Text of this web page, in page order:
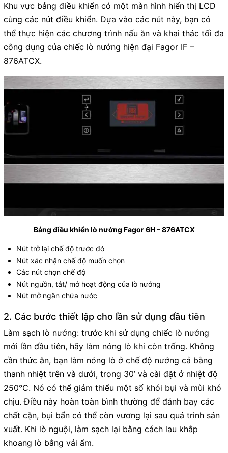
Khu vực bảng điều khiển có một màn hình hiển thị LCD
cùng các nút điều khiển. Dựa vào các nút này, bạn có
thể thực hiện các chương trình nấu ăn và khai thác tối đa
công dụng của chiếc lò nướng hiện đại Fagor IF –
876ATCX.
Bảng điều khiển lò nướng Fagor 6H – 876ATCX
Nút trở lại chế độ trước đó
Nút xác nhận chế độ muốn chọn
Các nút chọn chế độ
Nút nguồn, tắt/ mở hoạt động của lò nướng
Nút mở ngăn chứa nước
2. Các bước thiết lập cho lần sử dụng đầu tiên
Làm sạch lò nướng: trước khi sử dụng chiếc lò nướng
mới lần đầu tiên, hãy làm nóng lò khi còn trống. Không
cần thức ăn, bạn làm nóng lò ở chế độ nướng cả bằng
thanh nhiệt trên và dưới, trong 30’ và cài đặt ở nhiệt độ
250°C. Nó có thể giảm thiểu một số khói bụi và mùi khó
chịu. Điều này hoàn toàn bình thường để đánh bay các
chất cặn, bụi bẩn có thể còn vương lại sau quá trình sản
xuất. Khi lò nguội, làm sạch lại bằng cách lau khắp
khoang lò bằng vải ẩm.